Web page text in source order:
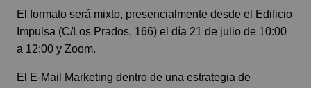
El formato será mixto, presencialmente desde el Edificio
Impulsa (C/Los Prados, 166) el día 21 de julio de 10:00
a 12:00 y Zoom.
El E-Mail Marketing dentro de una estrategia de